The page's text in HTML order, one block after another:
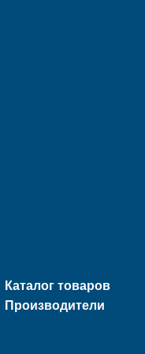
Каталог товаров
Производители